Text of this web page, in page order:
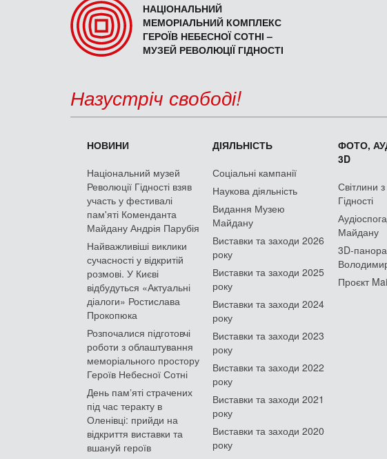
НАЦІОНАЛЬНИЙ
МЕМОРІАЛЬНИЙ КОМПЛЕКС
ГЕРОЇВ НЕБЕСНОЇ СОТНІ –
МУЗЕЙ РЕВОЛЮЦІЇ ГІДНОСТІ
Назустріч свободі!
НОВИНИ
Національний музей
Революції Гідності взяв
участь у фестивалі
пам'яті Коменданта
Майдану Андрія Парубія
Найважливіші виклики
сучасності у відкритій
розмові. У Києві
відбудуться «Актуальні
діалоги» Ростислава
Прокопюка
Розпочалися підготовчі
роботи з облаштування
меморіального простору
Героїв Небесної Сотні
День памʼяті страчених
під час теракту в
Оленівці: прийди на
відкриття виставки та
вшануй героїв
ДІЯЛЬНІСТЬ
Соціальні кампанії
Наукова діяльність
Видання Музею
Майдану
Виставки та заходи 2026
року
Виставки та заходи 2025
року
Виставки та заходи 2024
року
Виставки та заходи 2023
року
Виставки та заходи 2022
року
Виставки та заходи 2021
року
Виставки та заходи 2020
року
ФОТО,
3D
Світлини
Гідності
Майдану
3D-
Проєкт